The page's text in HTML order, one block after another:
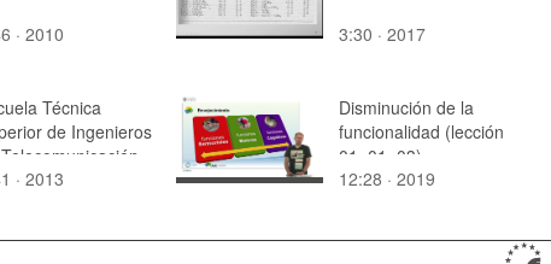
· 2010
3:30 · 2017
Técnica
de Ingenieros
· 2013
Disminución de la
funcionalidad (lección
01_01_03)
12:28 · 2019